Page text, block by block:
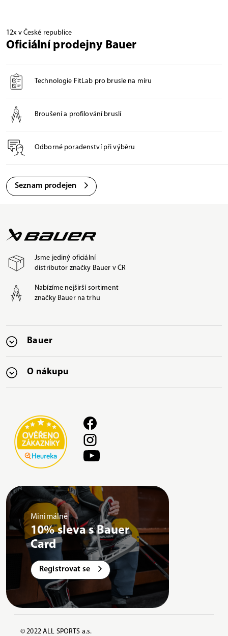
12x v České republice
Oficiální prodejny Bauer
Technologie FitLab pro brusle na míru
Broušení a profilování bruslí
Odborné poradenství při výběru
Seznam prodejen
Jsme jediný oficiální
distributor značky Bauer v ČR
Nabízíme nejširší sortiment
značky Bauer na trhu
Bauer
O nákupu
Minimálně
10% sleva s Bauer
Card
Registrovat se
© 2022 ALL SPORTS a.s.